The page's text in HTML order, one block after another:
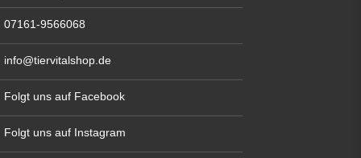
07161-9566068
info@tiervitalshop.de
Folgt uns auf Facebook
Folgt uns auf Instagram